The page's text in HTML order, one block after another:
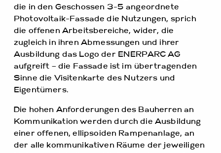
die in den Geschossen 3-5 angeordnete
Photovoltaik-Fassade die Nutzungen, sprich
die offenen Arbeitsbereiche, wider, die
zugleich in ihren Abmessungen und ihrer
Ausbildung das Logo der ENERPARC AG
aufgreift – die Fassade ist im übertragenden
Sinne die Visitenkarte des Nutzers und
Eigentümers.
Die hohen Anforderungen des Bauherren an
Kommunikation werden durch die Ausbildung
einer offenen, ellipsoiden Rampenanlage, an
der alle kommunikativen Räume der jeweiligen